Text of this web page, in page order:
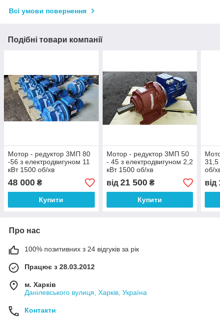
Всі умови повернення
Подібні товари компанії
Мотор - редуктор 3МП 80
-56 з електродвигуном 11
кВт 1500 об/хв
48 000 ₴
Купити
Мотор - редуктор 3МП 50
- 45 з електродвигуном 2,2
кВт 1500 об/хв
від 21 500₴
Купити
31,5
об/
від
Про нас
100% позитивних з 24 відгуків за рік
Працює з 28.03.2012
м. Харків
Данілевського вулиця, Харків, Україна
Контакти